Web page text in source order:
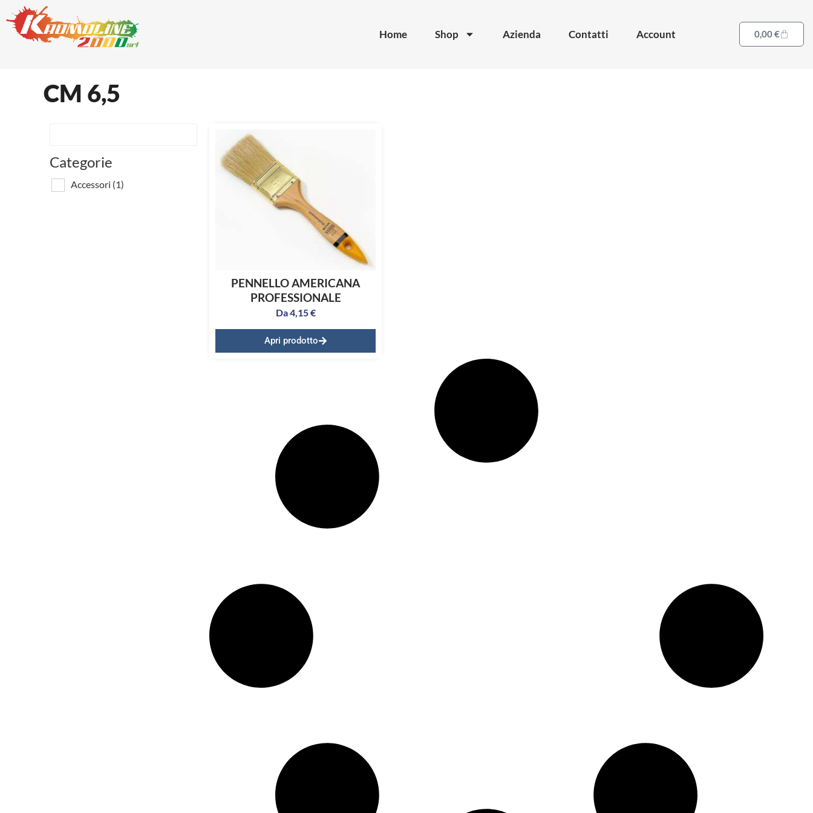
Home Shop Azienda Contatti Account 0,00€
CM 6,5
Categorie
Accessori (1)
PENNELLO AMERICANA
PROFESSIONALE
Da4,15€
Apri prodotto